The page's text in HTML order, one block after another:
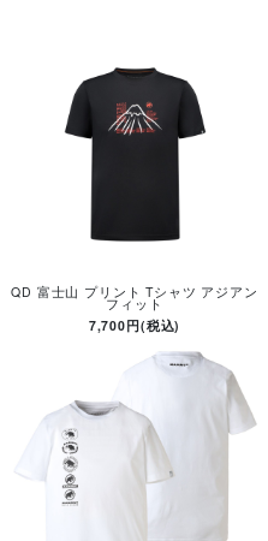
QD 富士山 プリント Tシャツ アジアン
フィット
7,700円(税込)